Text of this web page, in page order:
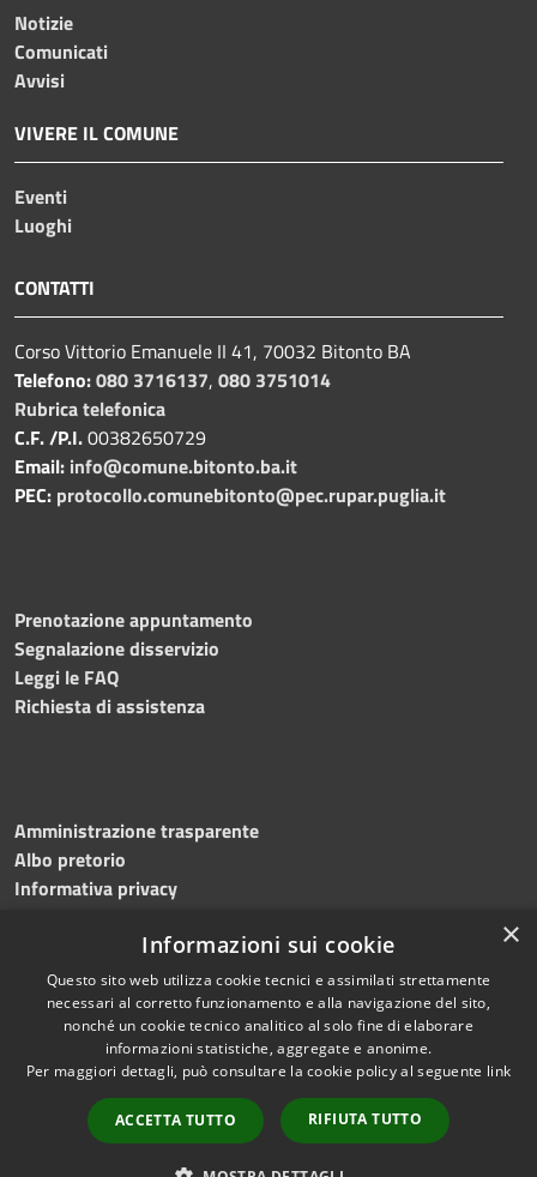
Notizie
Comunicati
Avvisi
VIVERE IL COMUNE
Eventi
Luoghi
CONTATTI
Corso Vittorio Emanuele II 41, 70032 Bitonto BA
Telefono:080 3716137, 080 3751014
Rubrica telefonica
C.F. /P.I.00382650729
Email: info@comune.bitonto.ba.it
PEC: protocollo.comunebitonto@pec.rupar.puglia.it
Prenotazione appuntamento
Segnalazione disservizio
Leggi le FAQ
Richiesta di assistenza
Amministrazione trasparente
Albo pretorio
Informativa privacy
Dichiarazione di accessibilità Meccanismo di feedback
RSS
Accessibilità
Copyright © 2026 • Comune di
Bitonto • Powered by
Municipium•
Accesso
redazione
×
Informazioni sui cookie
Questo sito web utilizza cookie tecnici e assimilati strettamente
necessari al corretto funzionamento e alla navigazione del sito,
nonché un cookie tecnico analitico al solo fine di elaborare
informazioni statistiche, aggregate e anonime.
Per maggiori dettagli, può consultare la cookie policy al seguente link
ACCETTA TUTTO RIFIUTA TUTTO